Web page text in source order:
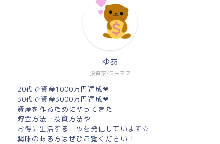
投資家/ワーママ
ゆあ
20代で資産1000万円達成❤︎
30代で資産3000万円達成❤︎
資産を作るためにやってきた
貯金方法・投資方法や
お得に生活するコツを発信しています☆
興味のある方はぜひご覧ください！